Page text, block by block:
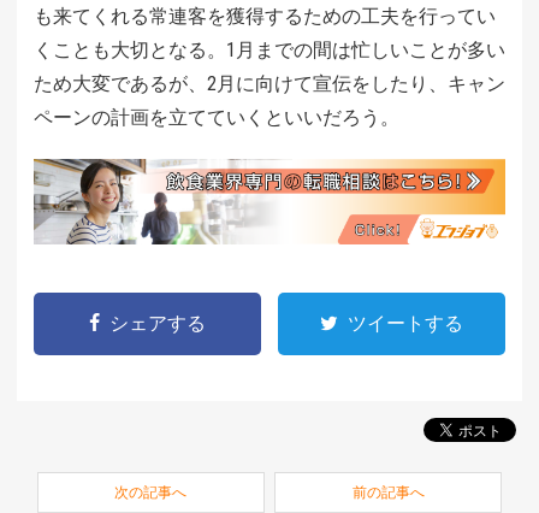
も来てくれる常連客を獲得するための工夫を行ってい
くことも大切となる。1月までの間は忙しいことが多い
ため大変であるが、2月に向けて宣伝をしたり、キャン
ペーンの計画を立てていくといいだろう。
シェアする ツイートする
次の記事へ 前の記事へ